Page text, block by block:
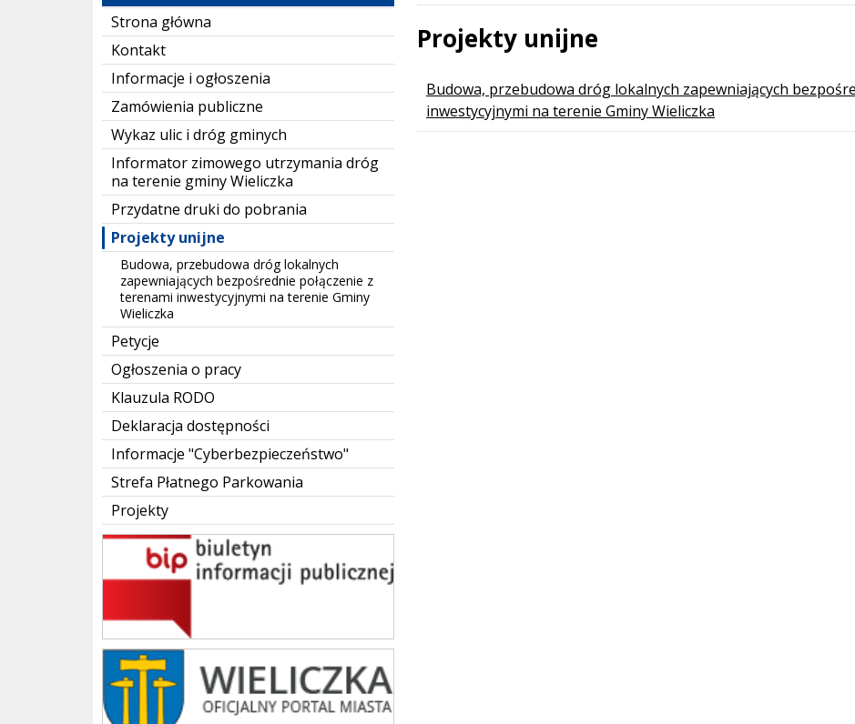
Strona główna
Kontakt
Informacje i ogłoszenia
Zamówienia publiczne
Wykaz ulic i dróg gminych
Informator zimowego utrzymania dróg
na terenie gminy Wieliczka
Przydatne druki do pobrania
Projekty unijne
Budowa, przebudowa dróg lokalnych
zapewniających bezpośrednie połączenie z
terenami inwestycyjnymi na terenie Gminy
Wieliczka
Petycje
Ogłoszenia o pracy
Klauzula RODO
Deklaracja dostępności
Informacje "Cyberbezpieczeństwo"
Strefa Płatnego Parkowania
Projekty
BIP
Urząd Miasta i Gminy w Wieliczce
Projekty unijne
Lista stron
Budowa, przebudowa dróg lokalnych zapewniających
inwestycyjnymi na terenie Gminy Wieliczka